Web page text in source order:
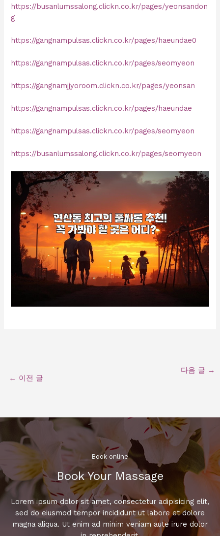
https://busanlumssalong.clickn.co.kr/pages/yeonsandon
g
https://gangnampulsas.clickn.co.kr/pages/haeundae0
https://gangnampulsas.clickn.co.kr/pages/seomyeon
https://gangnamjjyoroom.clickn.co.kr/pages/yeonsan
https://gangnampulsas.clickn.co.kr/pages/haeundae
https://gangnampulsas.clickn.co.kr/pages/seomyeon
https://busanlumssalong.clickn.co.kr/pages/seomyeon
← 이전 글
다음 글 →
Book online​
Book Your Massage​
Lorem ipsum dolor sit amet, consectetur adipisicing elit,
sed do eiusmod tempor incididunt ut labore et dolore
magna aliqua. Ut enim ad minim veniam aute irure dolor